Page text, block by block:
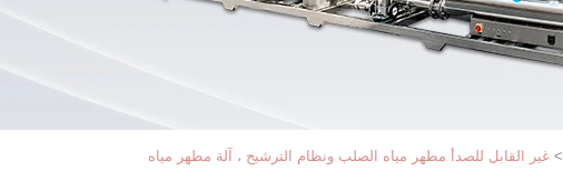
> غير القابل للصدأ مطهر مياه الصلب ونظام الترشيح ، آلة مطهر مياه